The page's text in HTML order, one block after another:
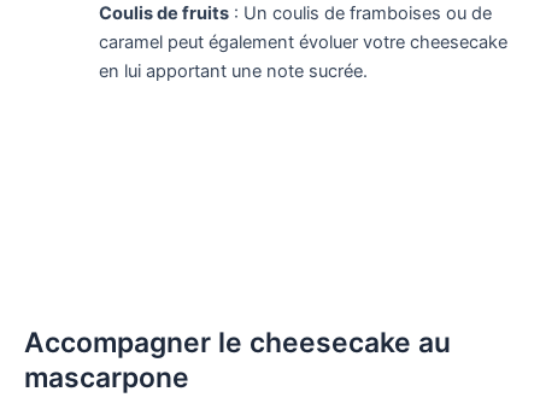
Coulis de fruits: Un coulis de framboises ou de
caramel peut également évoluer votre cheesecake
en lui apportant une note sucrée.
Accompagner le cheesecake au
mascarpone